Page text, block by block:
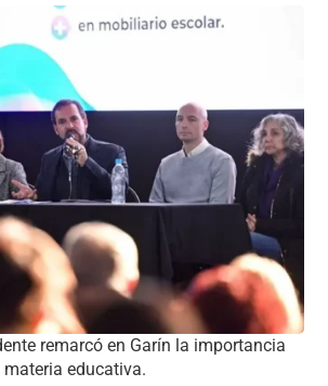
remarcó en Garín la importancia
educativa.